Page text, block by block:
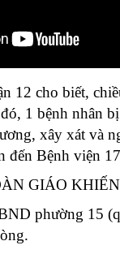
12 cho biết,
1 bệnh nhân
xây xát và
đến Bệnh viện
phường 15